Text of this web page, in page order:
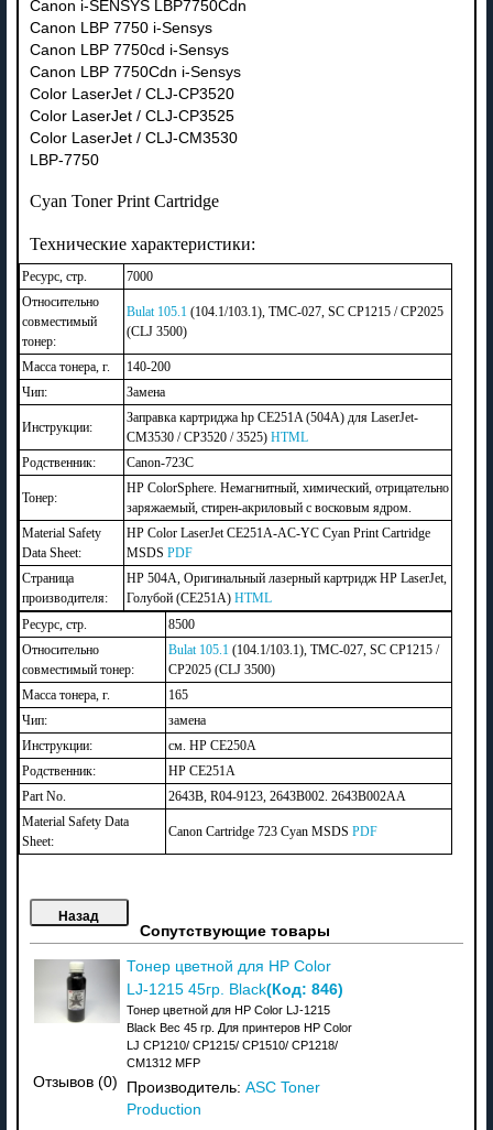
Canon i-SENSYS LBP7750Cdn
Canon LBP 7750 i-Sensys
Canon LBP 7750cd i-Sensys
Canon LBP 7750Cdn i-Sensys
Color LaserJet / CLJ-CP3520
Color LaserJet / CLJ-CP3525
Color LaserJet / CLJ-CM3530
LBP-7750
Cyan Toner Print Cartridge
Технические характеристики:
Ресурс, стр.
7000
Относительно
совместимый
тонер:
Bulat 105.1 (104.1/103.1), TMC-027, SC CP1215 / CP2025
(CLJ 3500)
Масса тонера, г.
140-200
Чип:
Замена
Инструкции:
Заправка картриджа hp CE251A (504A) для LaserJet-
CM3530 / CP3520 / 3525) HTML
Родственник:
Canon-723C
Тонер:
HP ColorSphere. Немагнитный, химический, отрицательно
заряжаемый, стирен-акриловый с восковым ядром.
Material Safety
Data Sheet:
HP Color LaserJet CE251A-AC-YC Cyan Print Cartridge
MSDS PDF
Страница
производителя:
HP 504A, Оригинальный лазерный картридж HP LaserJet,
Голубой (CE251A) HTML
Ресурс, стр.
8500
Относительно
совместимый тонер:
Bulat 105.1 (104.1/103.1), TMC-027, SC CP1215 /
CP2025 (CLJ 3500)
Масса тонера, г.
165
Чип:
замена
Инструкции:
см. HP CE250A
Родственник:
HP CE251A
Part No.
2643B, R04-9123, 2643B002. 2643B002AA
Material Safety Data
Sheet:
Canon Cartridge 723 Cyan MSDS PDF
Сопутствующие товары
Отзывов (0)
Тонер цветной для HP Color
LJ-1215 45гр. Black(Код: 846)
Тонер цветной для HP Color LJ-1215
Black Вес 45 гр. Для принтеров HP Color
LJ CP1210/ CP1215/ CP1510/ CP1218/
CM1312 MFP
Производитель: ASC Toner
Production